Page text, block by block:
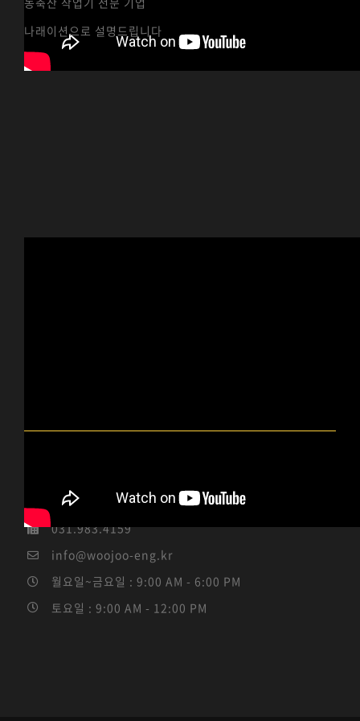
나래이션으로 설명드립니다
031.983.4184 / 010-5339-4114
031.983.4159
info@woojoo-eng.kr
월요일~금요일 : 9:00 AM - 6:00 PM
토요일 : 9:00 AM - 12:00 PM